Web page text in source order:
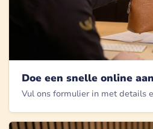
Doe een snelle online
Vul ons formulier in met details